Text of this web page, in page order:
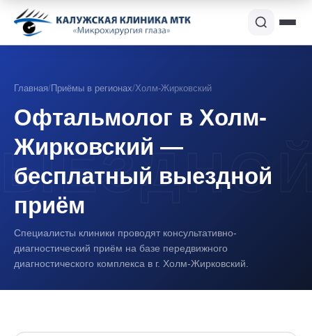
Главная/Приёмы в регионах/Холм-Жирковский
Офтальмолог в Холм-
Жирковский —
бесплатный выездной
приём
Специалисты клиники проводят консультативно-
диагностический приём на базе передвижного
диагностического комплекса в г. Холм-Жирковский.